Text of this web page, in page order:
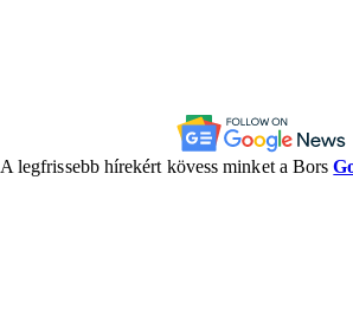
A legfrissebb hírekért kövess minket a Bors